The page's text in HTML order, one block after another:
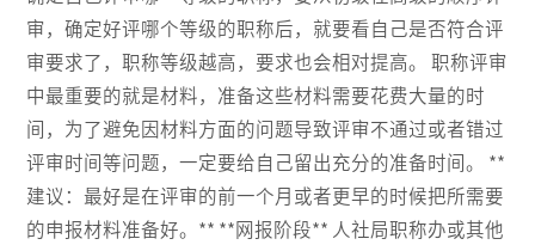
审，确定好评哪个等级的职称后，就要看自己是否符合评
审要求了，职称等级越高，要求也会相对提高。 职称评审
中最重要的就是材料，准备这些材料需要花费大量的时
间，为了避免因材料方面的问题导致评审不通过或者错过
评审时间等问题，一定要给自己留出充分的准备时间。 **
建议：最好是在评审的前一个月或者更早的时候把所需要
的申报材料准备好。** **网报阶段** 人社局职称办或其他